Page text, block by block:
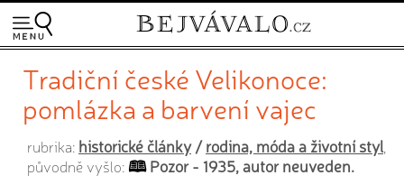
Tradiční české Velikonoce:
pomlázka a barvení vajec
rubrika: historické články/rodina, móda a životní styl
původně vyšlo:
Pozor - 1935, autor neuveden.